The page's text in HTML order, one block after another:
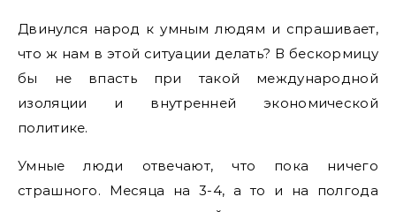
Двинулся народ к умным людям и спрашивает,
что ж нам в этой ситуации делать? В бескормицу
бы не впасть при такой международной
изоляции и внутренней экономической
политике.
Умные люди отвечают, что пока ничего
страшного. Месяца на 3-4, а то и на полгода